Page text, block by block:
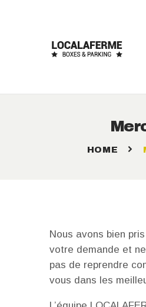
HOME
SERVICE DESCRIPTION
PHOTOS
Nous avons bien
votre demande et
pas de reprendre
vous dans les